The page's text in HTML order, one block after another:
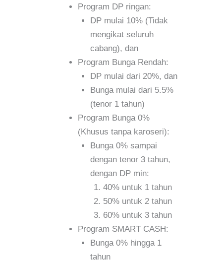
Program DP ringan:
DP mulai 10% (Tidak
mengikat seluruh
cabang), dan
Program Bunga Rendah:
DP mulai dari 20%, dan
Bunga mulai dari 5.5%
(tenor 1 tahun)
Program Bunga 0%
(Khusus tanpa karoseri):
Bunga 0% sampai
dengan tenor 3 tahun,
dengan DP min:
40% untuk 1 tahun
50% untuk 2 tahun
60% untuk 3 tahun
Program SMART CASH:
Bunga 0% hingga 1
tahun